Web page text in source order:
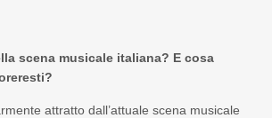
scena musicale italiana? E cosa
attratto dall’attuale scena musicale